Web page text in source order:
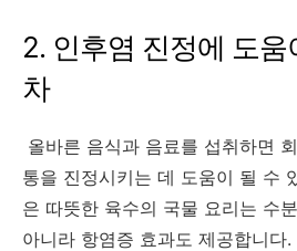
2. 인후염 진정에 도
차
올바른 음식과 음료를 섭취하면
통을 진정시키는 데 도움이 될 수
은 따뜻한 육수의 국물 요리는 수
아니라 항염증 효과도 제공합니다